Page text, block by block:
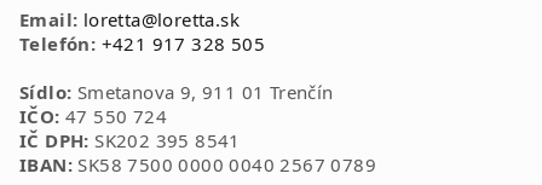
Email: loretta@loretta.sk
Telefón: +421 917 328 505
Sídlo: Smetanova 9, 911 01 Trenčín
IČO: 47 550 724
IČ DPH:SK202 395 8541
IBAN:SK58 7500 0000 0040 2567 0789